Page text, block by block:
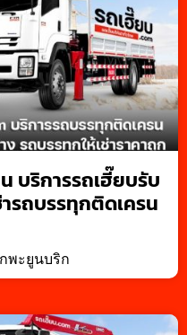
บริการรถเฮี๊ยบรับ
ารถบรรทุกติดเครน
พะยูนบริก